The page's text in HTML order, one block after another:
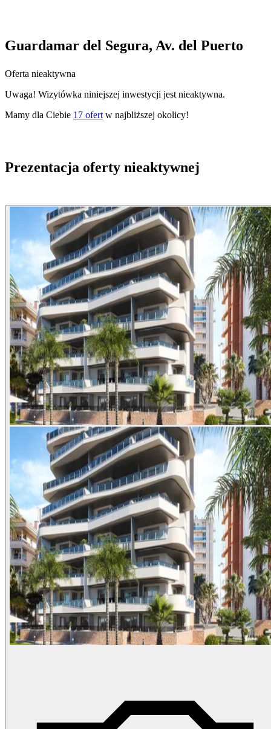
Guardamar del Segura, Av. del Puerto
Oferta nieaktywna
Uwaga! Wizytówka niniejszej inwestycji jest nieaktywna.
Mamy dla Ciebie 17 ofert w najbliższej okolicy!
Prezentacja oferty nieaktywnej